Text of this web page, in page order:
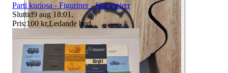
Parti kuriosa - Figuriner - Souvenirer
Sluttid9 aug 18:01.
Pris:100 kr,Ledande bud.